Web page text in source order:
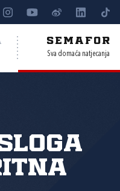
SEMAFOR
Sva domaća natjecanja